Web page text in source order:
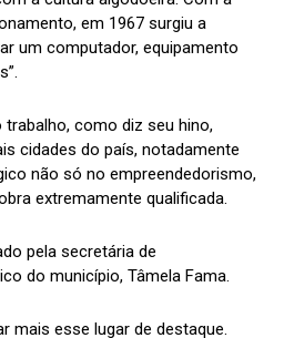
em 1967 surgiu a
um computador, equipamento
trabalho, como diz seu hino,
cidades do país, notadamente
não só no empreendedorismo,
extremamente qualificada.
pela secretária de
do município, Tâmela Fama.
mais esse lugar de destaque.